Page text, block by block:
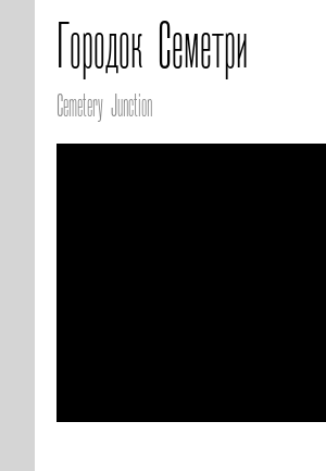
Городок Семетри
Cemetery Junction